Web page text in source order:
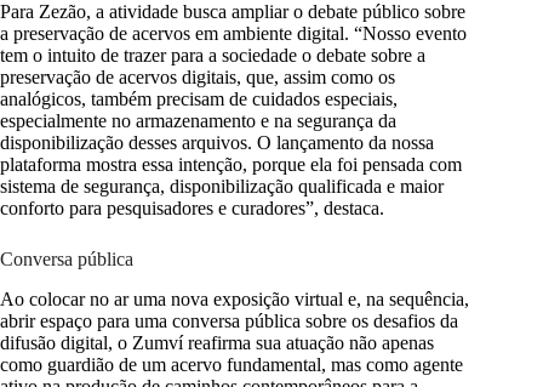
Para Zezão, a atividade busca ampliar o debate público sobre
a preservação de acervos em ambiente digital. “Nosso evento
tem o intuito de trazer para a sociedade o debate sobre a
preservação de acervos digitais, que, assim como os
analógicos, também precisam de cuidados especiais,
especialmente no armazenamento e na segurança da
disponibilização desses arquivos. O lançamento da nossa
plataforma mostra essa intenção, porque ela foi pensada com
sistema de segurança, disponibilização qualificada e maior
conforto para pesquisadores e curadores”, destaca.
Conversa pública
Ao colocar no ar uma nova exposição virtual e, na sequência,
abrir espaço para uma conversa pública sobre os desafios da
difusão digital, o Zumví reafirma sua atuação não apenas
como guardião de um acervo fundamental, mas como agente